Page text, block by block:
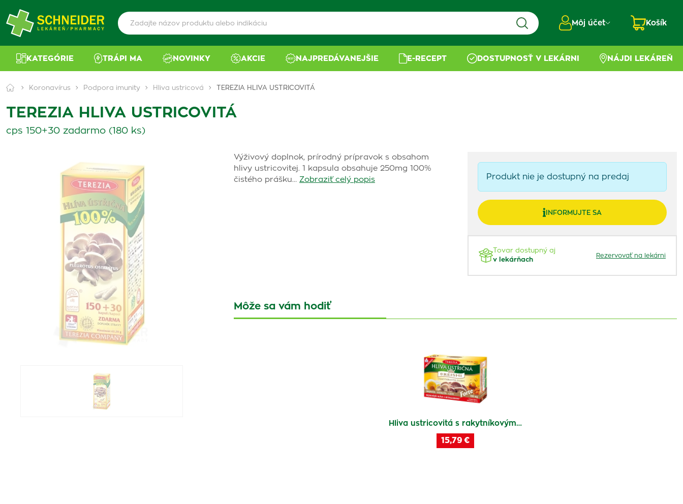
Môj účet Košík
KATEGÓRIE TRÁPI MA NOVINKY AKCIE NAJPREDÁVANEJŠIE E-RECEPT DOSTUPNOSŤ V LEKÁRNI NÁJDI LEKÁREŇ
Koronavírus Podpora imunity Hliva ustricová TEREZIA HLIVA USTRICOVITÁ
TEREZIA HLIVA USTRICOVITÁ
cps 150+30 zadarmo (180 ks)
Výživový doplnok, prírodný prípravok s obsahom
hlivy ustricovitej. 1 kapsula obsahuje 250mg 100%
čistého prášku… Zobraziť celý popis Produkt nie je dostupný na predaj
INFORMUJTE SA
Tovar dostupný aj
v lekárňach
Rezervovať na lekárni
Môže sa vám hodiť
Hliva ustricovitá s rakytníkovým…
15,79 €